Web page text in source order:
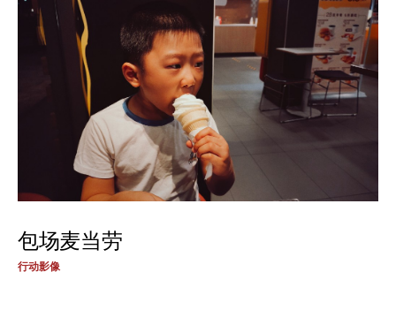
包场麦当劳
行动影像